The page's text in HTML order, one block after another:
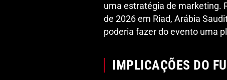
uma estratégia de marketing.
de 2026 em Riad, Arábia
poderia fazer do evento uma
IMPLICAÇÕES DO